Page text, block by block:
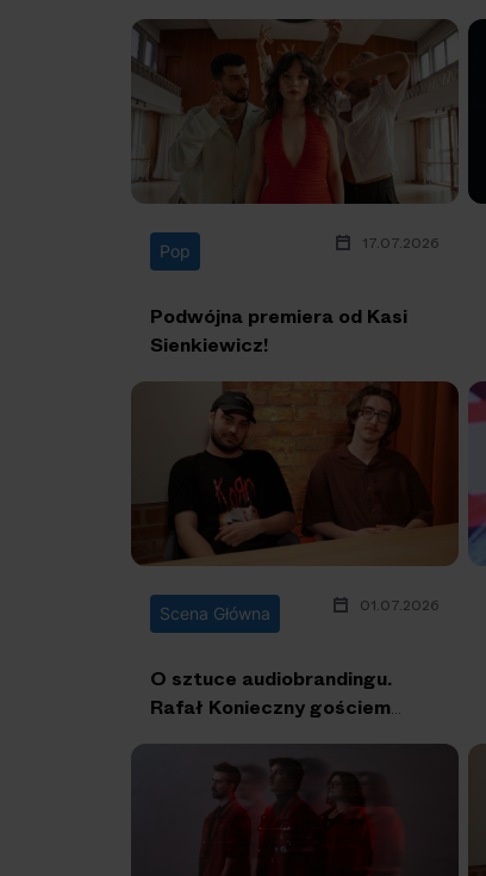
Główna]
Pop 17.07.2026
Podwójna premiera od Kasi
Sienkiewicz!
Scena Główna 01.07.2026
O sztuce audiobrandingu.
Rafał Konieczny gościem
Głównej”